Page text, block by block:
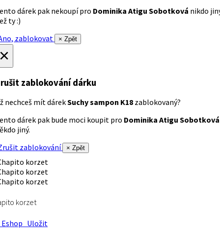
dárek pak nekoupí pro Dominika Atigu Sobotková nikdo
ty :)
zablokovat
× Zpět
zablokování dárku
nechceš mít dárekSuchy sampon K18 zablokovaný?
dárek pak bude moci koupit pro Dominika Atigu Sobotková
jiný.
zablokování
× Zpět
korzet
Uložit